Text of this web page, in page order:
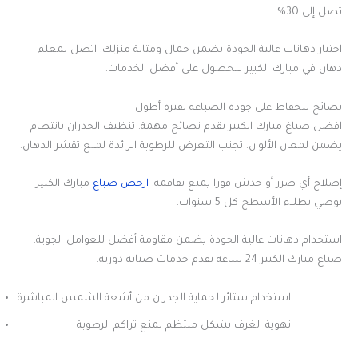
تصل إلى 30%.
اختيار دهانات عالية الجودة يضمن جمال ومتانة منزلك. اتصل بمعلم
دهان في مبارك الكبير للحصول على أفضل الخدمات.
نصائح للحفاظ على جودة الصباغة لفترة أطول
افضل صباغ مبارك الكبير يقدم نصائح مهمة. تنظيف الجدران بانتظام
يضمن لمعان الألوان. تجنب التعرض للرطوبة الزائدة لمنع تقشر الدهان.
إصلاح أي ضرر أو خدش فورا يمنع تفاقمه. ارخص صباغ مبارك الكبير
يوصي بطلاء الأسطح كل 5 سنوات.
استخدام دهانات عالية الجودة يضمن مقاومة أفضل للعوامل الجوية.
صباغ مبارك الكبير 24 ساعة يقدم خدمات صيانة دورية.
استخدام ستائر لحماية الجدران من أشعة الشمس المباشرة
تهوية الغرف بشكل منتظم لمنع تراكم الرطوبة